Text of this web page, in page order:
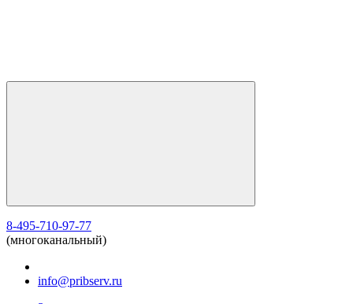
8-495-710-97-77
(многоканальный)
info@pribserv.ru